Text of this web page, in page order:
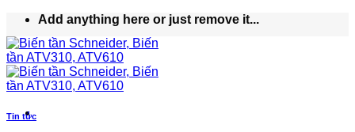
nội
dung
Add anything here or just remove it...
Tin tức